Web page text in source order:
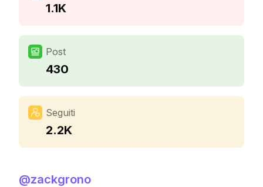
1.1K
Post
430
Seguiti
2.2K
@zackgrono